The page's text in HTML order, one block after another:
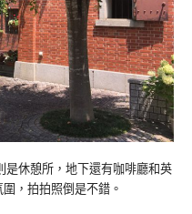
休憩所，地下還有咖啡廳和英
，拍拍照倒是不錯。